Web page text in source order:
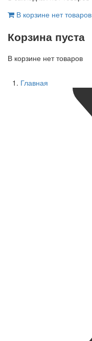
В корзине нет товаров
Корзина пуста
В корзине нет товаров
Главная